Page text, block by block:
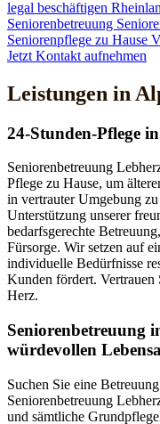
legal beschäftigen
Seniorenbetreuung
Seniorenpflege zu Hause
Jetzt Kontakt aufnehmen
Leistungen in
24-Stunden-Pflege
Seniorenbetreuung
Pflege zu Hause, um
in vertrauter Umgebung
Unterstützung unserer
bedarfsgerechte
Fürsorge. Wir setzen auf
individuelle Bedürfnisse
Kunden fördert. Vertrauen
Herz.
Senioren­betreuung
würdevollen
Suchen Sie eine
Seniorenbetreuung
und sämtliche